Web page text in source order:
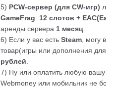
5) PCW-сервер (для CW-игр)
GameFrag
12 слотов +
аренды сервера 1 месяц
6) Если у вас есть Steam , могу
товар(игры или дополнения для
рублей
7) Ну или оплатить любую вашу
Webmoney или мобильник не